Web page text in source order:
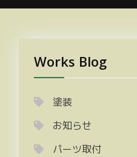
Works Blog
塗装
お知らせ
パーツ取付